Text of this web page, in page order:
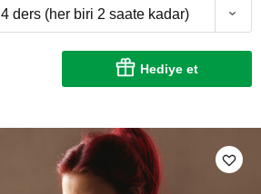
4 ders (her biri 2 saate kadar)
Hediye et